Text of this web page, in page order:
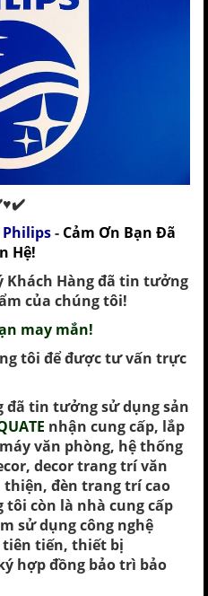
Philips- Cảm Ơn Bạn Đã
Hệ!
Khách Hàng đã tin tưởng
của chúng tôi!
may mắn!
tôi để được tư vấn trực
đã tin tưởng sử dụng sản
nhận cung cấp, lắp
văn phòng, hệ thống
decor trang trí văn
đèn trang trí cao
tôi còn là nhà cung cấp
sử dụng công nghệ
tiên tiến, thiết bị
hợp đồng bảo trì bảo